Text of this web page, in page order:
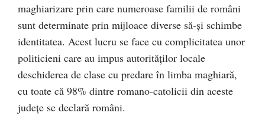
maghiarizare prin care numeroase familii de români
sunt determinate prin mijloace diverse să-şi schimbe
identitatea. Acest lucru se face cu complicitatea unor
politicieni care au impus autorităţilor locale
deschiderea de clase cu predare în limba maghiară,
cu toate că 98% dintre romano-catolicii din aceste
judeţe se declară români.